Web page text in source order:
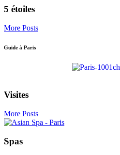
5 étoiles
More Posts
Guide à Paris
Visites
More Posts
Spas